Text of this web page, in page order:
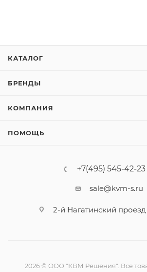
КАТАЛОГ
БРЕНДЫ
КОМПАНИЯ
ПОМОЩЬ
+7(495) 545-42-23
sale@kvm-s.ru
2-й Нагатинский проезд
2026 © ООО "КВМ Решения". Все